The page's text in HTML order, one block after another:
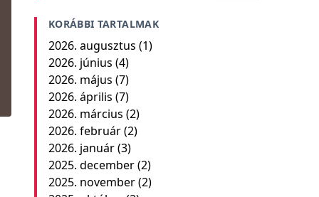
KORÁBBI TARTALMAK
2026. augusztus (1)
2026. június (4)
2026. május (7)
2026. április (7)
2026. március (2)
2026. február(2)
2026. január(3)
2025. december(2)
2025. november(2)